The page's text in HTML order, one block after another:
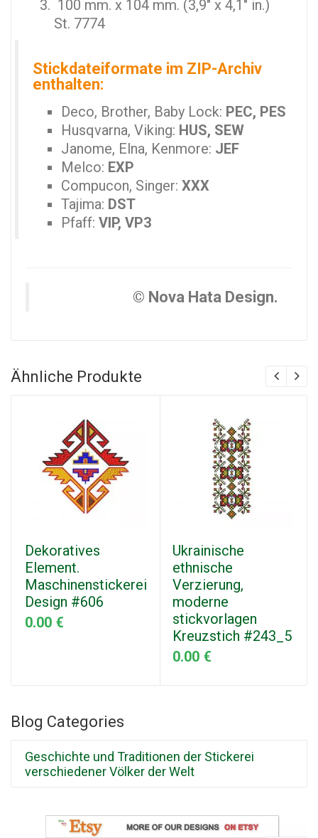
100 mm. x 104 mm. (3,9" x 4,1" in.)
St. 7774
Stickdateiformate im ZIP-Archiv
enthalten:
Deco, Brother, Baby Lock: PEC, PES
Husqvarna, Viking: HUS, SEW
Janome, Elna, Kenmore: JEF
Melco: EXP
Compucon, Singer: XXX
Tajima: DST
Pfaff: VIP, VP3
© Nova Hata Design.
Ähnliche Produkte
Dekoratives
Element.
Maschinenstickerei
Design #606
0.00 €
Ukrainische
ethnische
Verzierung,
moderne
stickvorlagen
Kreuzstich #243_5
0.00 €
Blog Categories
Geschichte und Traditionen der Stickerei
verschiedener Völker der Welt